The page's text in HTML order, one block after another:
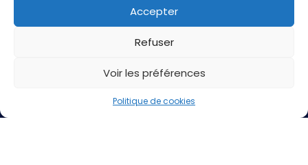
Accepter
Refuser
Voir les préférences
Politique de cookies
Actualités
Contact
Mentions légales
Politique de cookies (UE)